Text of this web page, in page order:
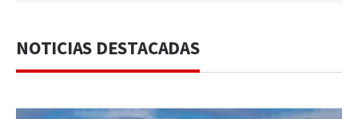
NOTICIAS DESTACADAS